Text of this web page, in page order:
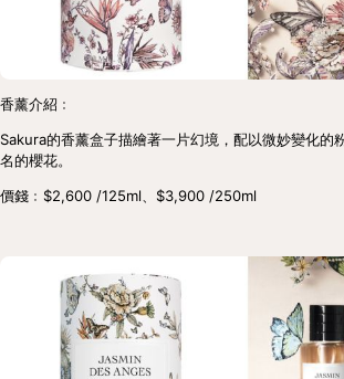
香薰介紹﹕
Sakura的香薰盒子描繪著一片幻境，配以微妙變化的
名的櫻花。
價錢﹕$2,600 /125ml、$3,900 /250ml